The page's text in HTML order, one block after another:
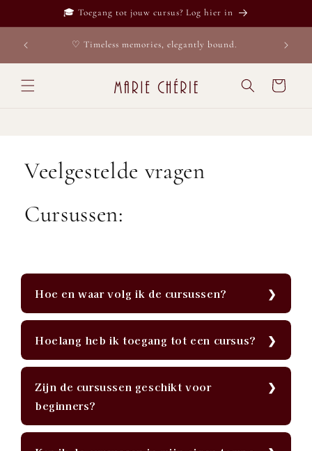
naar de
content
🎓 Toegang tot jouw cursus? Log hier in
♡ Timeless memories, elegantly bound.
Veelgestelde vragen
Cursussen:
Hoe en waar volg ik de cursussen?
Hoelang heb ik toegang tot een cursus?
Zijn de cursussen geschikt voor
beginners?